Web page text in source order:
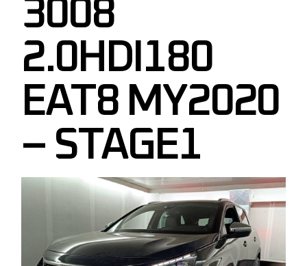
3008
2.0HDI180
EAT8 MY2020
– STAGE1